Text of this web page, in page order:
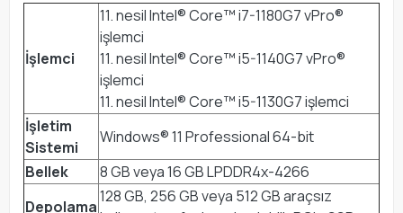
İşlemci
11. nesil Intel® Core™ i7-1180G7 vPro®
işlemci
11. nesil Intel® Core™ i5-1140G7 vPro®
işlemci
11. nesil Intel® Core™ i5-1130G7 işlemci
İşletim
Sistemi
Windows® 11 Professional 64-bit
Bellek
8 GB veya 16 GB LPDDR4x-4266
Depolama
128 GB, 256 GB veya 512 GB araçsız